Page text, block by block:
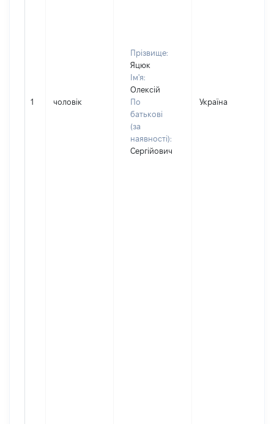
1 чоловік
Прізвище:
Яцюк
Ім'я:
Олексій
По
батькові
(за
наявності):
Сергійович
Україна